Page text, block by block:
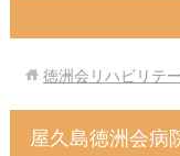
徳洲会リハビリテ
屋久島徳洲会病